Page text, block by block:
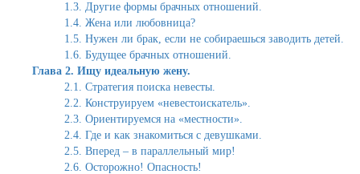
1.3. Другие формы брачных отношений.
1.4. Жена или любовница?
1.5. Нужен ли брак, если не собираешься заводить детей.
1.6. Будущее брачных отношений.
Глава 2. Ищу идеальную жену.
2.1. Стратегия поиска невесты.
2.2. Конструируем «невестоискатель».
2.3. Ориентируемся на «местности».
2.4. Где и как знакомиться с девушками.
2.5. Вперед – в параллельный мир!
2.6. Осторожно! Опасность!